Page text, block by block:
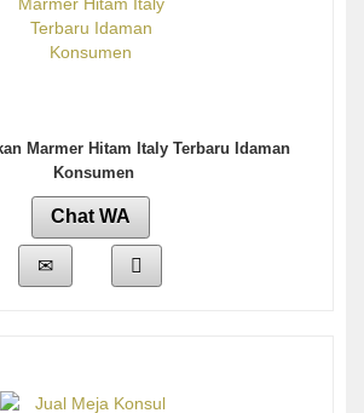
Marmer Hitam Italy Terbaru Idaman
Konsumen
Chat WA